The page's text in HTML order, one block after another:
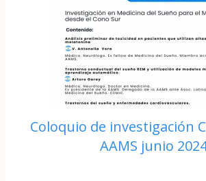
Coloquio de investigación
AAMS junio